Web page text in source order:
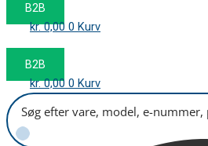
Tilbehør/Plejemidler
B2B
kr.0,00 0 Kurv
B2B
kr.0,00 0 Kurv